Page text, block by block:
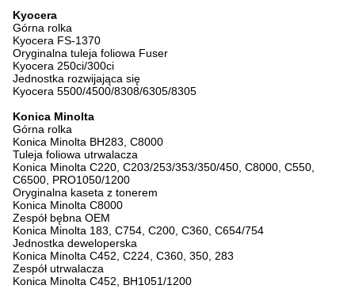
Kyocera
Górna rolka
Kyocera FS-1370
Oryginalna tuleja foliowa Fuser
Kyocera 250ci/300ci
Jednostka rozwijająca się
Kyocera 5500/4500/8308/6305/8305
Konica Minolta
Górna rolka
Konica Minolta BH283, C8000
Tuleja foliowa utrwalacza
Konica Minolta C220, C203/253/353/350/450, C8000, C550,
C6500, PRO1050/1200
Oryginalna kaseta z tonerem
Konica Minolta C8000
Zespół bębna OEM
Konica Minolta 183, C754, C200, C360, C654/754
Jednostka deweloperska
Konica Minolta C452, C224, C360, 350, 283
Zespół utrwalacza
Konica Minolta C452, BH1051/1200